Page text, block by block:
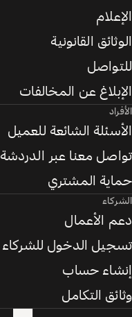
الإعلام
الوثائق القانونية
للتواصل
الإبلاغ عن المخالفات
الأفراد
الأسئلة الشائعة للعميل
تواصل معنا عبر الدردشة
حماية المشتري
الشركاء
دعم الأعمال
تسجيل الدخول للشركاء
إنشاء حساب
وثائق التكامل